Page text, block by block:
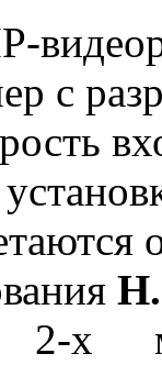
с
2-х